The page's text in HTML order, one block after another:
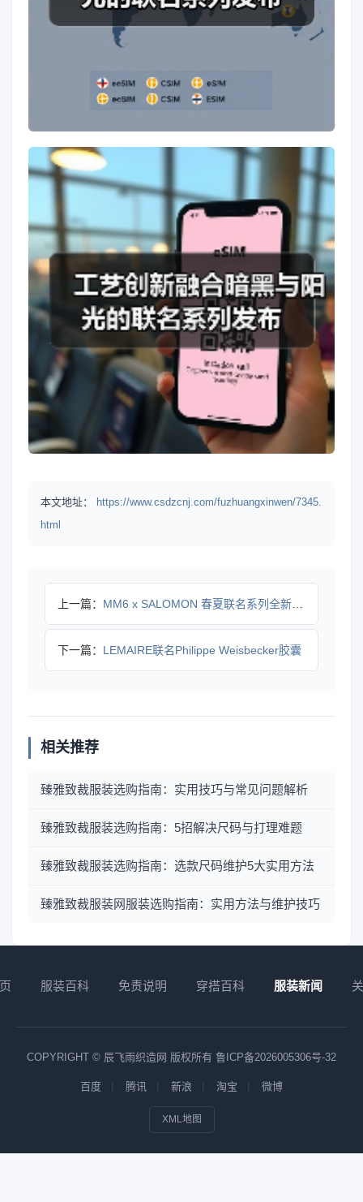
本文地址：
https://www.csdzcnj.com/fuzhuangxinwen/7345.
html
上一篇： MM6 x SALOMON 春夏联名系列全新鞋款与多色配色即
下一篇： LEMAIRE联名Philippe Weisbecker胶囊
相关推荐
臻雅致裁服装选购指南：实用技巧与常见问题解析
臻雅致裁服装选购指南：5招解决尺码与打理难题
臻雅致裁服装选购指南：选款尺码维护5大实用方法
臻雅致裁服装网服装选购指南：实用方法与维护技巧
服装百科 免责说明 穿搭百科 服装新闻
COPYRIGHT © 辰飞雨织造网 版权所有 鲁ICP备2026005306号-32
百度 腾讯 新浪 淘宝 微博
XML地图